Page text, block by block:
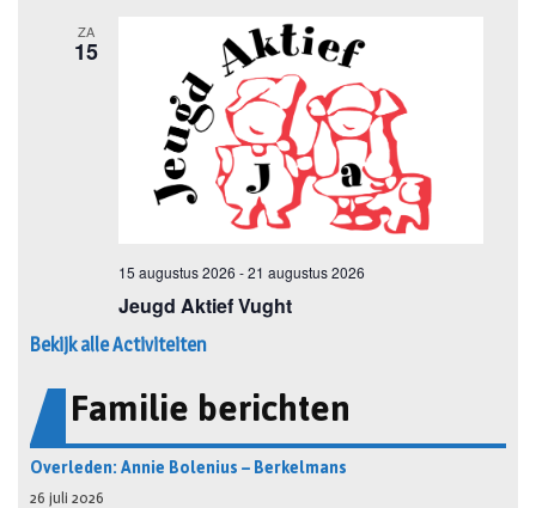
Bekijk alle Activiteiten
Familie berichten
Overleden: Annie Bolenius – Berkelmans
26 juli 2026